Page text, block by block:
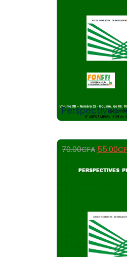
Perspectives-
Add to
70.00CFA 55.00
Buy